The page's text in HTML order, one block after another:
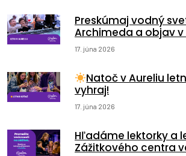
Preskúmaj vodný
Archimeda a objav
17. júna 2026
Natoč v Aureliu
vyhraj!
17. júna 2026
Hľadáme lektorky a
Zážitkového centra